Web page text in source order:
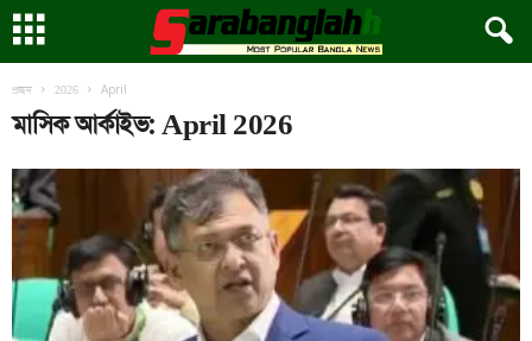
প্রচ্ছদ 2026 April
মাসিক আর্কাইভ: April 2026